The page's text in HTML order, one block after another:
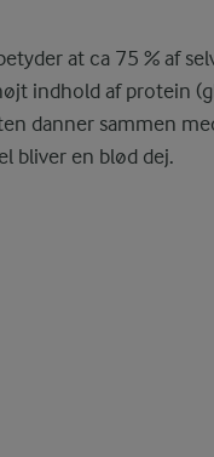
at ca 75 % af
indhold af protein
danner sammen
bliver en blød dej.